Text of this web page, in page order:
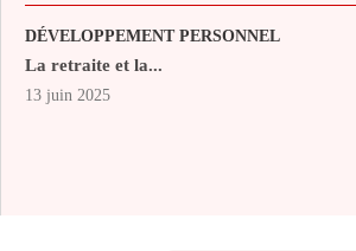
DÉVELOPPEMENT PERSONNEL
La retraite et la...
13 juin 2025